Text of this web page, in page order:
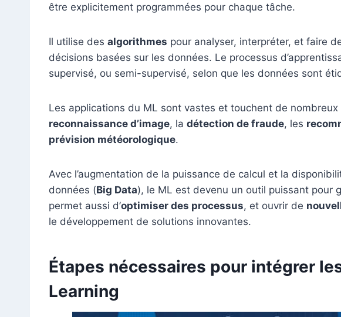
être explicitement programmées pour chaque tâche.
Il utilise des algorithmes pour analyser, interpréter, et faire
décisions basées sur les données. Le processus
supervisé, ou semi-supervisé, selon que les données sont
Les applications du ML sont vastes et touchent de
reconnaissance d’image, la détection de fraude, les
prévision météorologique.
Avec l’augmentation de la puissance de calcul et la
données (Big Data), le ML est devenu un outil puissant pour
permet aussi d’optimiser des processus, et ouvrir de
le développement de solutions innovantes.
Étapes nécessaires pour intégrer
Learning